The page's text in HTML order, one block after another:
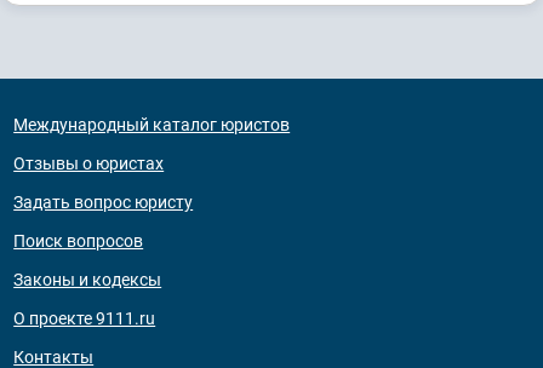
Международный каталог юристов
Отзывы о юристах
Задать вопрос юристу
Поиск вопросов
Законы и кодексы
О проекте 9111.ru
Контакты